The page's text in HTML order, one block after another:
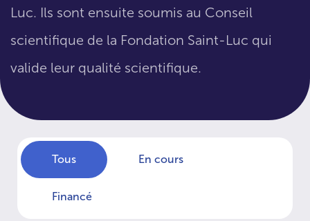
Luc. Ils sont ensuite soumis au Conseil
scientifique de la Fondation Saint-Luc qui
valide leur qualité scientifique.
Tous En cours
Financé